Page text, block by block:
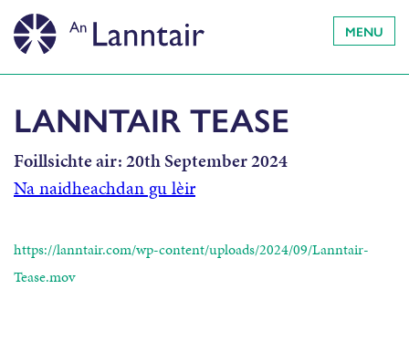
MENU
LANNTAIR TEASE
Foillsichte air:20th September 2024
Na naidheachdan gu lèir
https://lanntair.com/wp-content/uploads/2024/09/Lanntair-
Tease.mov